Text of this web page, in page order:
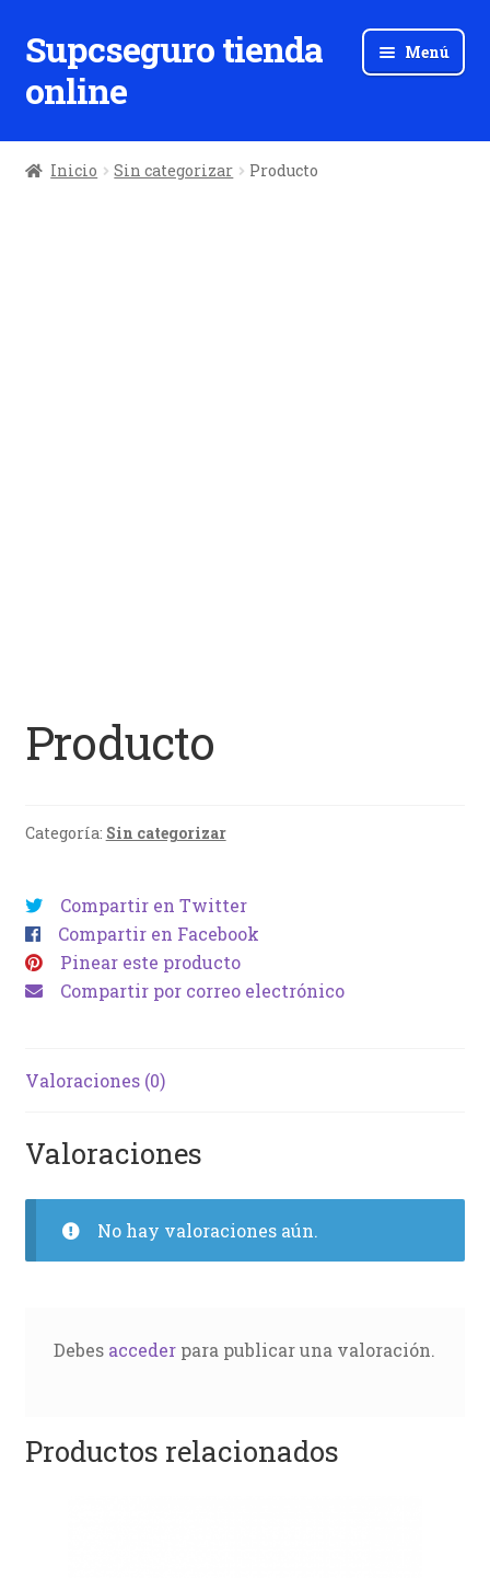
Ir
a
la
Ir
al
contenido
Supcseguro tienda
online
Menú
Inicio Sin categorizar Producto
Producto
Categoría: Sin categorizar
Compartir en Twitter
Compartir en Facebook
Pinear este producto
Compartir por correo electrónico
Valoraciones (0)
Valoraciones
No hay valoraciones aún.
Debes accederpara publicar una valoración.
Productos relacionados